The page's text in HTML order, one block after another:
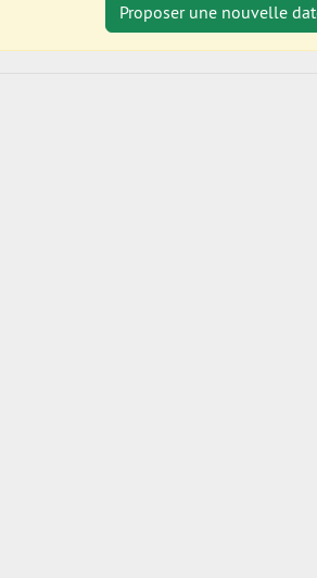
Proposer une nouvelle